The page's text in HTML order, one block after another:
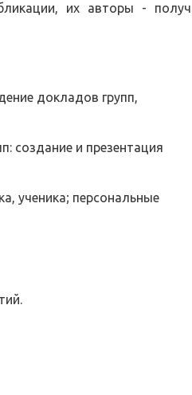
их авторы -
докладов групп,
создание и презентация
ученика; персональные